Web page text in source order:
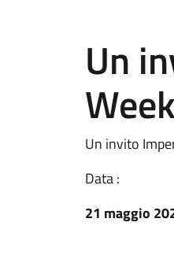
Un
Un invito
Data :
21 maggio